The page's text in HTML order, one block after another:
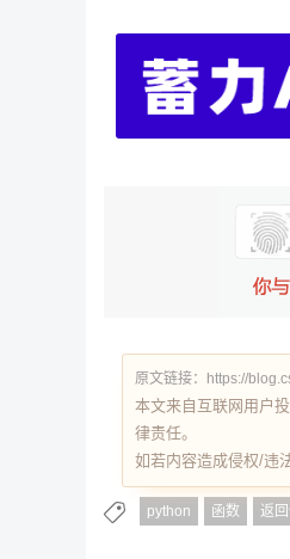
原文链接：https://
本文来自互联网用户
律责任。
如若内容造成侵权/违
python 函数 返